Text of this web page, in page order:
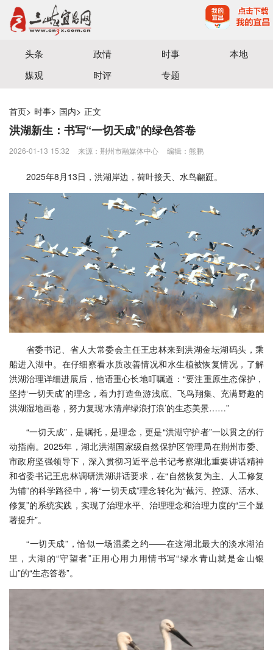
宜昌三峡融媒体中心主办
头条 政情 时事
本地
媒观
时评 专题
首页> 时事> 国内> 正文
洪湖新生：书写“一切天成”的绿色答卷
2026-01-13 15:32 来源：荆州市融媒体中心 编辑：熊鹏
2025年8月13日，洪湖岸边，荷叶接天、水鸟翩跹。
省委书记、省人大常委会主任王忠林来到洪湖金坛湖码头，乘
船进入湖中。在仔细察看水质改善情况和水生植被恢复情况，了解
洪湖治理详细进展后，他语重心长地叮嘱道：“要注重原生态保护，
坚持‘一切天成’的理念，着力打造鱼游浅底、飞鸟翔集、充满野趣的
洪湖湿地画卷，努力复现‘水清岸绿浪打浪’的生态美景……”
“一切天成”，是嘱托，是理念，更是“洪湖守护者”一以贯之的行
动指南。2025年，湖北洪湖国家级自然保护区管理局在荆州市委、
市政府坚强领导下，深入贯彻习近平总书记考察湖北重要讲话精神
和省委书记王忠林调研洪湖讲话要求，在“自然恢复为主、人工修复
为辅”的科学路径中，将“一切天成”理念转化为“截污、控源、活水、
修复”的系统实践，实现了治理水平、治理理念和治理力度的“三个显
著提升”。
“一切天成”，恰似一场温柔之约——在这湖北最大的淡水湖泊
里，大湖的“守望者”正用心用力用情书写“绿水青山就是金山银
山”的“生态答卷”。